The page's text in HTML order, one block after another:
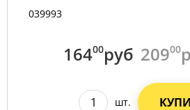
039993
16400руб 20900
шт.